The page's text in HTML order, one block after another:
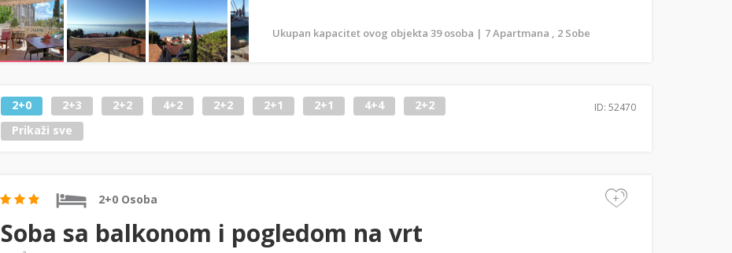
Ukupan kapacitet ovog objekta 39 osoba | 7 Apartmana , 2 Sobe
2+0 2+3 2+2 4+2 2+2 2+1 2+1 4+4
2+2
Prikaži sve
ID: 52470
2+0 Osoba +
Soba sa balkonom i pogledom na vrt